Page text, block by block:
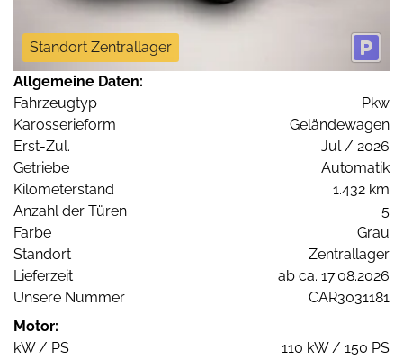
Standort Zentrallager
Allgemeine Daten:
Fahrzeugtyp
Pkw
Karosserieform
Geländewagen
Erst-Zul.
Jul / 2026
Getriebe
Automatik
Kilometerstand
1.432 km
Anzahl der Türen
5
Farbe
Grau
Standort
Zentrallager
Lieferzeit
ab ca. 17.08.2026
Unsere Nummer
CAR3031181
Motor:
kW / PS
110 kW / 150 PS